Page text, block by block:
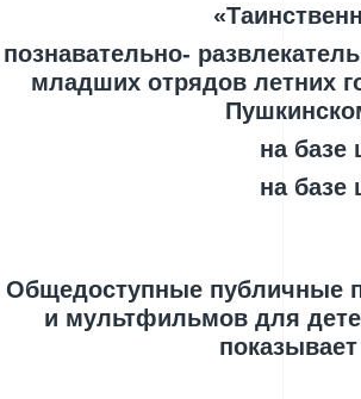
познавательно-
младших отрядов летних
на
на
Общедоступные публичные
и мультфильмов для